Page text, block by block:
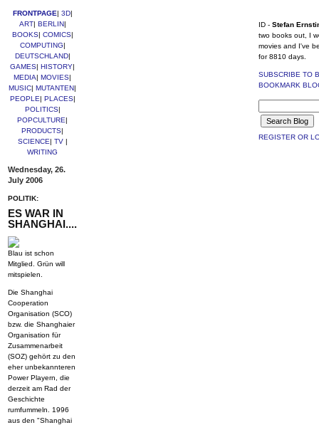
FRONTPAGE| 3D|
ART| BERLIN|
BOOKS| COMICS|
COMPUTING|
DEUTSCHLAND|
GAMES| HISTORY|
MEDIA| MOVIES|
MUSIC| MUTANTEN|
PEOPLE| PLACES|
POLITICS|
POPCULTURE|
PRODUCTS|
SCIENCE| TV|
WRITING
Wednesday, 26.
July 2006
POLITIK:
ES WAR IN
SHANGHAI....
Blau ist schon
Mitglied. Grün will
mitspielen.
Die Shanghai
Cooperation
Organisation (SCO)
bzw. die Shanghaier
Organisation für
Zusammenarbeit
(SOZ) gehört zu den
eher unbekannteren
Power Playern, die
derzeit am Rad der
Geschichte
rumfummeln. 1996
aus den "Shanghai
ID - Stefan
two books out, I
movies and I've
for 8810 days.
SUBSCRIBE TO
BOOKMARK
REGISTER OR